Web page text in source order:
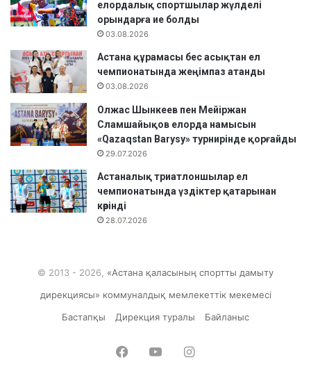
елордалық спортшылар жүлделі
орындарға ие болды
03.08.2026
Астана құрамасы бес асықтан ел
чемпионатында жеңімпаз атанды
03.08.2026
Олжас Шынкеев пен Мейіржан
Сламшайықов елорда намысын
«Qazaqstan Barysy» турнирінде қорғайды
29.07.2026
Астаналық триатлоншылар ел
чемпионатында үздіктер қатарынан
көрінді
28.07.2026
© 2013 - 2026, «Астана қаласының спортты дамыту
дирекциясы» коммуналдық мемлекеттік мекемесі
Бастапқы
Дирекция туралы Байланыс
FacebookYouTubeInstagram